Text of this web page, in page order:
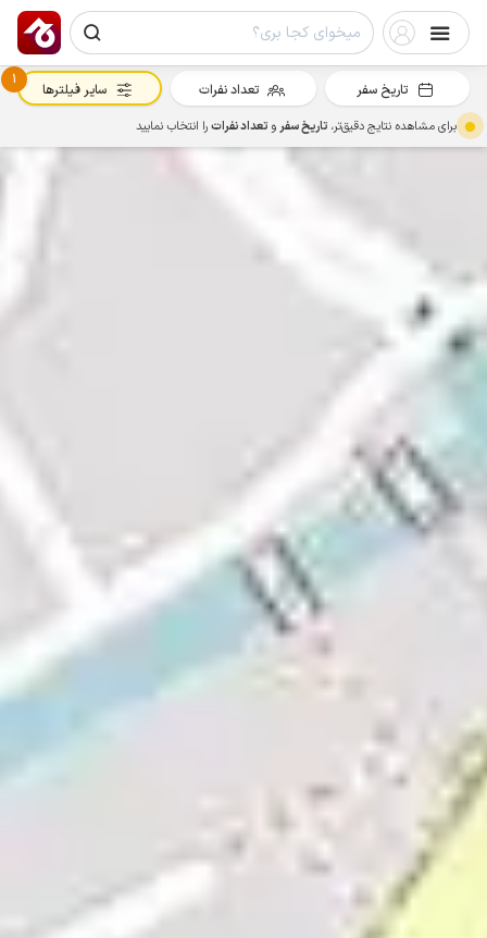
تاریخ سفر تعداد نفرات
1
سایر فیلترها
برای مشاهده نتایج دقیق‌تر، تاریخ سفرو تعداد نفراترا انتخاب نمایید